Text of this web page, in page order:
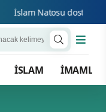
İslam Natosu dosta
İSLAM İMAMLAR